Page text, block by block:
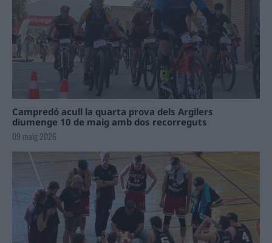
Campredó acull la quarta prova dels Argilers
diumenge 10 de maig amb dos recorreguts
09 maig 2026